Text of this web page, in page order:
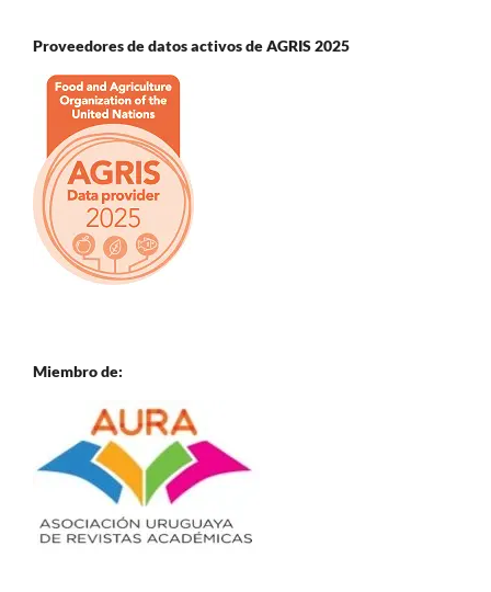
Proveedores de datos activos de AGRIS 2025
Miembro de: